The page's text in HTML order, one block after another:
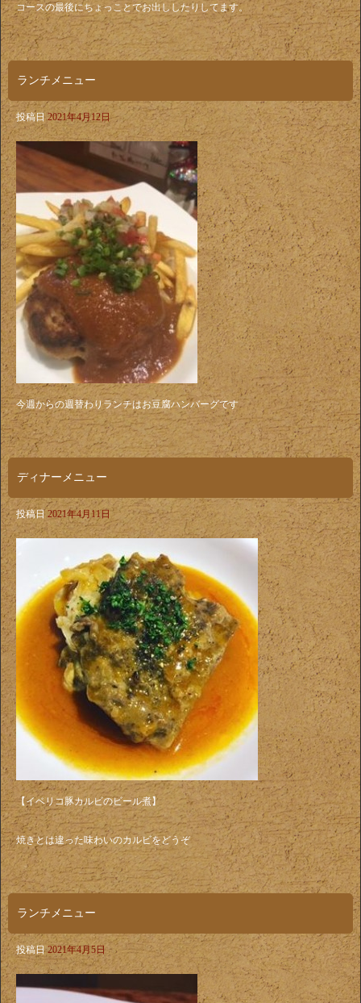
コースの最後にちょっことでお出ししたりしてます。
ランチメニュー
投稿日 2021年4月12日
今週からの週替わりランチはお豆腐ハンバーグです
ディナーメニュー
投稿日 2021年4月11日
【イベリコ豚カルビのビール煮】
焼きとは違った味わいのカルビをどうぞ
ランチメニュー
投稿日 2021年4月5日